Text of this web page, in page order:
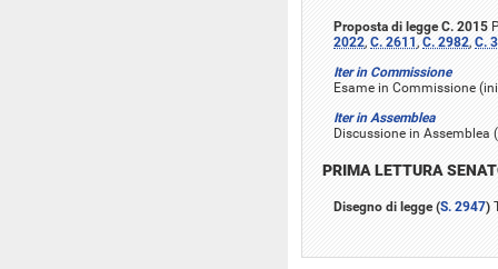
Proposta di legge C. 2015
2022, C. 2611 , C. 2982, C.
Iter in Commissione
Esame in Commissione
Iter in Assemblea
Discussione in
PRIMA LETTURA
Disegno di legge (S. 2947)